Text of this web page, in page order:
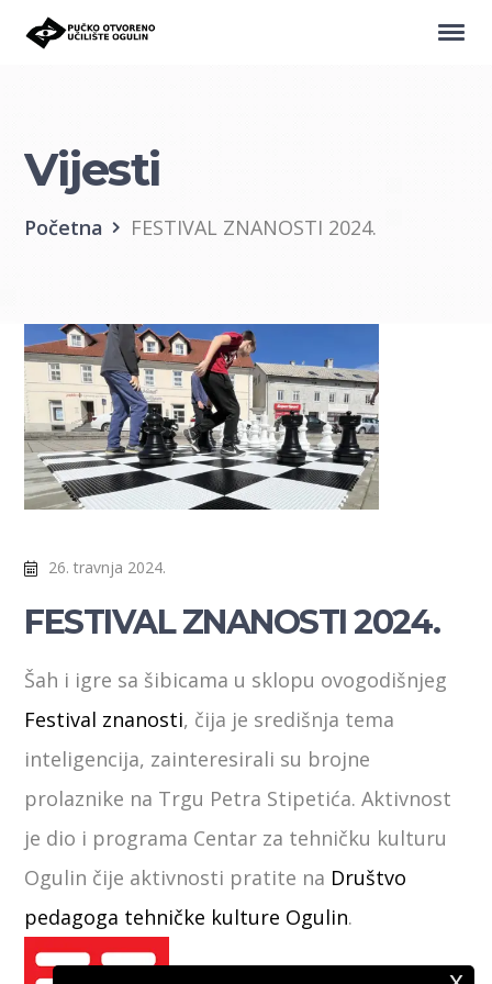
Vijesti
Početna FESTIVAL ZNANOSTI 2024.
26. travnja 2024.
FESTIVAL ZNANOSTI 2024.
Šah i igre sa šibicama u sklopu ovogodišnjeg
Festival znanosti, čija je središnja tema
inteligencija, zainteresirali su brojne
prolaznike na Trgu Petra Stipetića. Aktivnost
je dio i programa Centar za tehničku kulturu
Ogulin čije aktivnosti pratite na Društvo
pedagoga tehničke kulture Ogulin.